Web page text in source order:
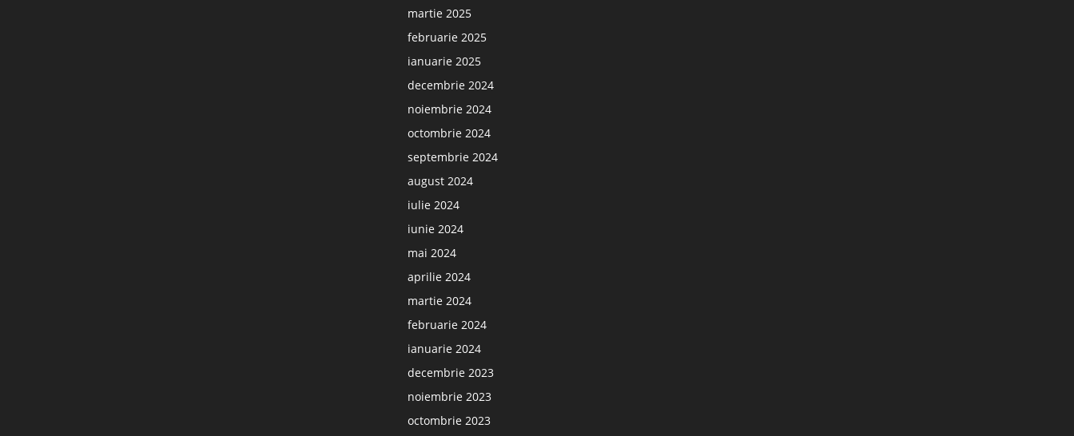
martie 2025
februarie 2025
ianuarie 2025
decembrie 2024
noiembrie 2024
octombrie 2024
septembrie 2024
august 2024
iulie 2024
iunie 2024
mai 2024
aprilie 2024
martie 2024
februarie 2024
ianuarie 2024
decembrie 2023
noiembrie 2023
octombrie 2023